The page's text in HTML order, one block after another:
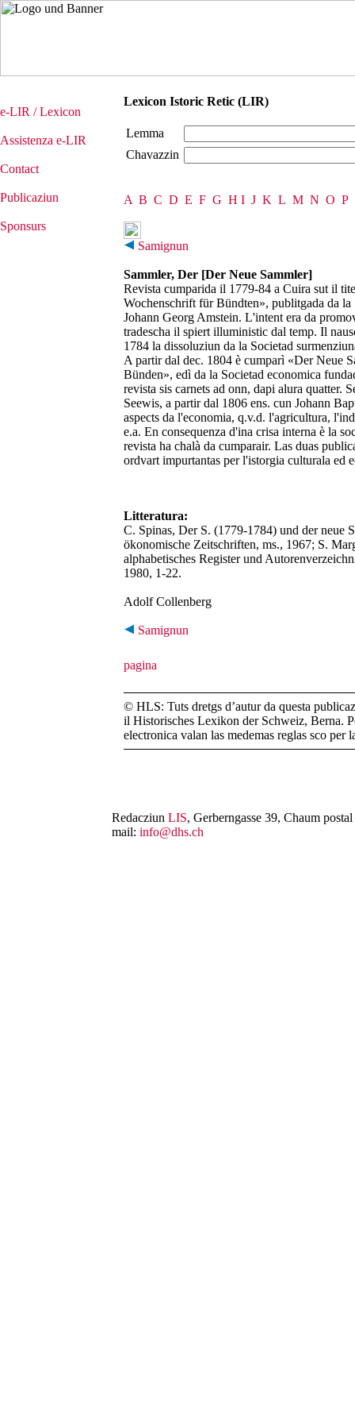
e-LIR / Lexicon
Assistenza e-LIR
Contact
Publicaziun
Sponsurs
Lexicon Istoric Retic (LIR)
Lemma
Chavazzin
A B C D E F G H I J K L M N O P
Samignun
Sammler, Der [Der Neue Sammler]
Revista cumparida il 1779-84 a Cuira sut il
Wochenschrift für Bündten», publitgada da
Johann Georg Amstein. L'intent era da
tradescha il spiert illuministic dal temp. Il
1784 la dissoluziun da la Societad
A partir dal dec. 1804 è cumparì «Der Neue
Bünden», edì da la Societad economica
revista sis carnets ad onn, dapi alura quatter.
Seewis, a partir dal 1806 ens. cun Johann
aspects da l'economia, q.v.d. l'agricultura,
e.a. En consequenza d'ina crisa interna è la
revista ha chalà da cumparair. Las duas
ordvart impurtantas per l'istorgia culturala ed
Litteratura:
C. Spinas, Der S. (1779-1784) und der neue
ökonomische Zeitschriften, ms., 1967; S.
alphabetisches Register und
1980, 1-22.
Adolf Collenberg
Samignun
© HLS: Tuts dretgs d’autur da questa
il Historisches Lexikon der Schweiz, Berna.
electronica valan las medemas reglas sco per
Redacziun LIS, Gerberngasse 39, Chaum
mail: info@dhs.ch